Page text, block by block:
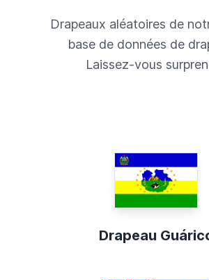
Drapeaux aléatoires de
base de données de
Laissez-vous
Drapeau